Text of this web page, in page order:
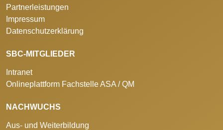
Partnerleistungen
Impressum
Datenschutzerklärung
SBC-MITGLIEDER
Intranet
Onlineplattform Fachstelle ASA / QM
NACHWUCHS
Aus- und Weiterbildung